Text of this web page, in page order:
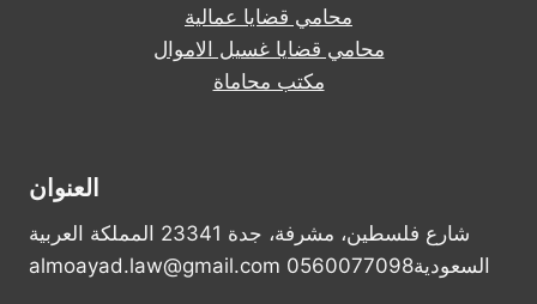
محامي قضايا عمالية
محامي قضايا غسيل الاموال
مكتب محاماة
العنوان
شارع فلسطين، مشرفة، جدة 23341 المملكة العربية
السعودية0560077098 almoayad.law@gmail.com